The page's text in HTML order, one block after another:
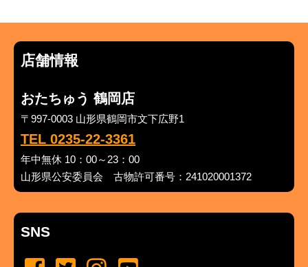
店舗情報
おたちゅう 鶴岡店
〒997-0003 山形県鶴岡市文下広野1
TEL 0235-22-3361
年中無休 10：00～23：00
山形県公安委員会 古物許可番号：241020001372
SNS